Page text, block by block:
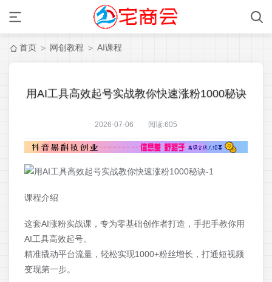
首页 > 网创教程 > AI课程
用AI工具高效起号实战教你快速涨粉1000秘诀
2026-07-06 阅读:605
课程介绍
这套AI涨粉实战课，专为零基础创作者打造，手把手教你用
AI工具高效起号。
精准撬动平台流量，轻松实现1000+粉丝增长，打通短视频
变现第一步。